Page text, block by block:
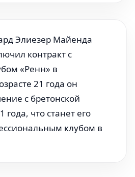
Элиезер Майенда
контракт с
«Ренн» в
21 года он
с бретонской
что станет его
клубом в